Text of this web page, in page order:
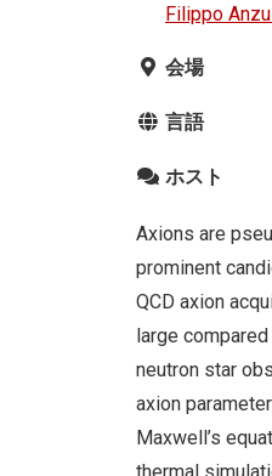
Filippo
会場
言語
ホスト
Axions are
prominent
QCD axion
large
neutron star
axion
Maxwell’s